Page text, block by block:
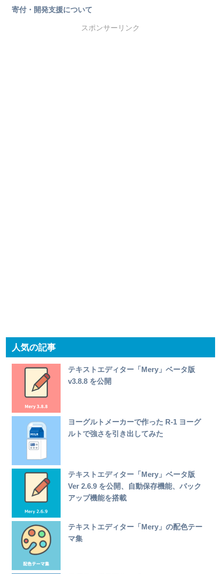
寄付・開発支援について
スポンサーリンク
人気の記事
テキストエディター「Mery」ベータ版
v3.8.8 を公開
ヨーグルトメーカーで作った R-1 ヨーグ
ルトで強さを引き出してみた
テキストエディター「Mery」ベータ版
Ver 2.6.9 を公開、自動保存機能、バック
アップ機能を搭載
テキストエディター「Mery」の配色テー
マ集